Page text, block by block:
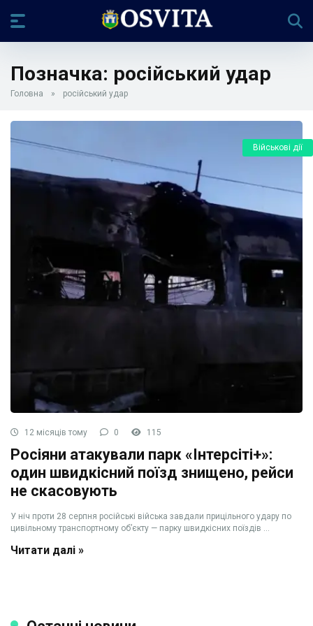
Позначка: російський удар
Головна » російський удар
Військові дії
12 місяців тому 0 115
Росіяни атакували парк «Інтерсіті+»:
один швидкісний поїзд знищено, рейси
не скасовують
У ніч проти 28 серпня російські війська завдали прицільного удару по
цивільному транспортному об’єкту — парку швидкісних поїздів ...
Читати далі »